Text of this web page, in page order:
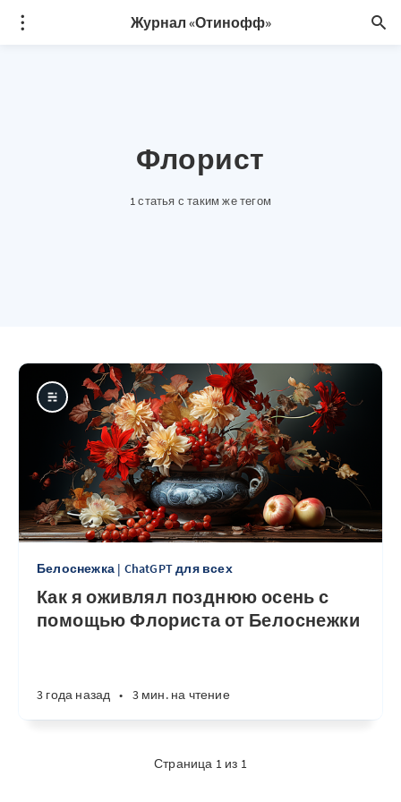
Журнал «Отинофф»
Флорист
1 статья с таким же тегом
Белоснежка | ChatGPT для всех
Как я оживлял позднюю осень с
помощью Флориста от Белоснежки
3 года назад • 3 мин. на чтение
Страница 1 из 1